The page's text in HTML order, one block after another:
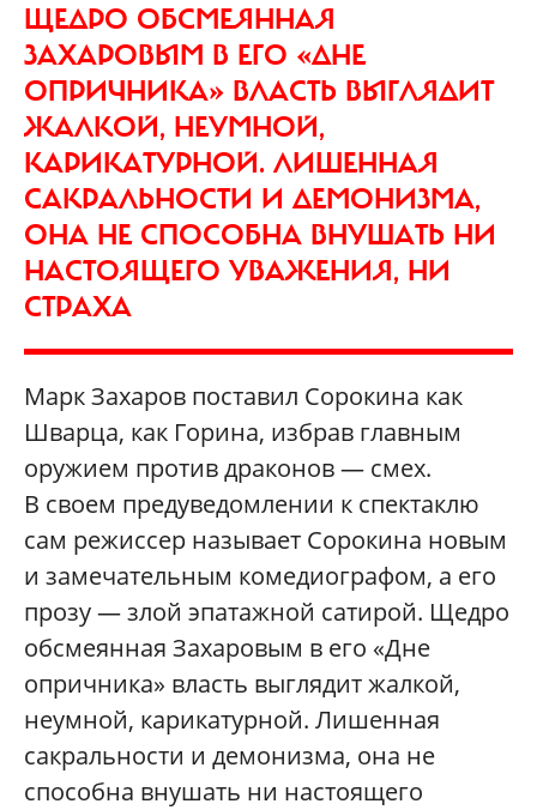
ЩЕДРО ОБСМЕЯННАЯ
ЗАХАРОВЫМ В ЕГО «ДНЕ
ОПРИЧНИКА» ВЛАСТЬ ВЫГЛЯДИТ
ЖАЛКОЙ, НЕУМНОЙ,
КАРИКАТУРНОЙ. ЛИШЕННАЯ
САКРАЛЬНОСТИ И ДЕМОНИЗМА,
ОНА НЕ СПОСОБНА ВНУШАТЬ НИ
НАСТОЯЩЕГО УВАЖЕНИЯ, НИ
СТРАХА
Марк Захаров поставил Сорокина как
Шварца, как Горина, избрав главным
оружием против драконов — смех.
В своем предуведомлении к спектаклю
сам режиссер называет Сорокина новым
и замечательным комедиографом, а его
прозу — злой эпатажной сатирой. Щедро
обсмеянная Захаровым в его «Дне
опричника» власть выглядит жалкой,
неумной, карикатурной. Лишенная
сакральности и демонизма, она не
способна внушать ни настоящего